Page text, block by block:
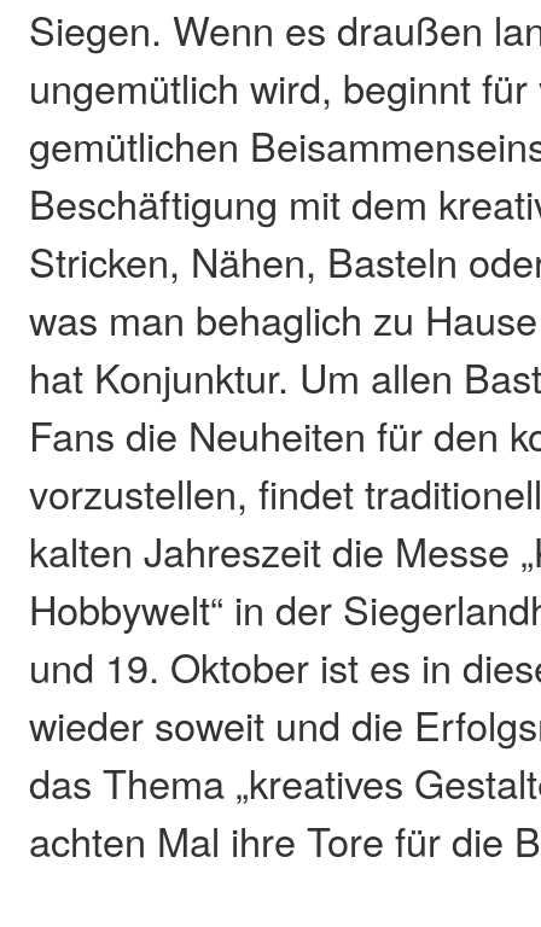
Siegen. Wenn es draußen
ungemütlich wird, beginnt
gemütlichen
Beschäftigung mit dem
Stricken, Nähen, Basteln
was man behaglich zu
hat Konjunktur. Um allen
Fans die Neuheiten für den
vorzustellen, findet
kalten Jahreszeit die Messe
Hobbywelt“ in der
und 19. Oktober ist es in
wieder soweit und die
das Thema „kreatives
achten Mal ihre Tore für die